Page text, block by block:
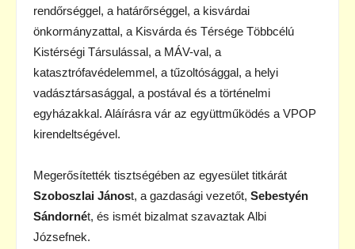
rendőrséggel, a határőrséggel, a kisvárdai
önkormányzattal, a Kisvárda és Térsége Többcélú
Kistérségi Társulással, a MÁV-val, a
katasztrófavédelemmel, a tűzoltósággal, a helyi
vadásztársasággal, a postával és a történelmi
egyházakkal. Aláírásra vár az együttműködés a VPOP
kirendeltségével.
Megerősítették tisztségében az egyesület titkárát
Szoboszlai Jánost, a gazdasági vezetőt, Sebestyén
Sándornét, és ismét bizalmat szavaztak Albi
Józsefnek.